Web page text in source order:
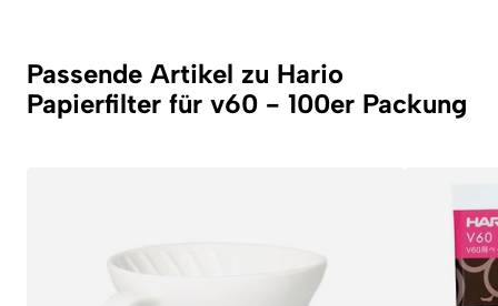
Passende Artikel zu Hario
Papierfilter für v60 - 100er Packung